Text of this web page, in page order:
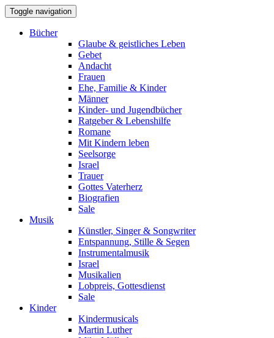
Toggle navigation
Bücher
Glaube & geistliches Leben
Gebet
Andacht
Frauen
Ehe, Familie & Kinder
Männer
Kinder- und Jugendbücher
Ratgeber & Lebenshilfe
Romane
Mit Kindern leben
Seelsorge
Israel
Trauer
Gottes Vaterherz
Biografien
Sale
Musik
Künstler, Singer & Songwriter
Entspannung, Stille & Segen
Instrumentalmusik
Israel
Musikalien
Lobpreis, Gottesdienst
Sale
Kinder
Kindermusicals
Martin Luther